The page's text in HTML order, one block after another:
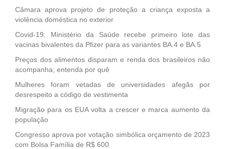
Câmara aprova projeto de proteção a criança exposta a
violência doméstica no exterior
Covid-19: Ministério da Saúde recebe primeiro lote das
vacinas bivalentes da Pfizer para as variantes BA.4 e BA.5
Preços dos alimentos disparam e renda dos brasileiros não
acompanha; entenda por quê
Mulheres foram vetadas de universidades afegãs por
desrespeito a código de vestimenta
Migração para os EUA volta a crescer e marca aumento da
população
Congresso aprova por votação simbólica orçamento de 2023
com Bolsa Família de R$ 600